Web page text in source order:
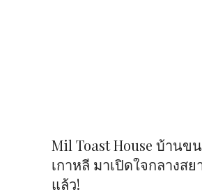
Mil Toast House บ้านข
เกาหลี มาเปิดใจกลางส
แล้ว!